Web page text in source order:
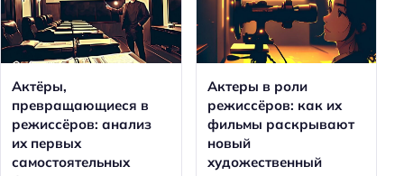
Актёры,
превращающиеся в
режиссёров: анализ
их первых
самостоятельных
Актеры в роли
режиссёров: как их
фильмы раскрывают
новый
художественный